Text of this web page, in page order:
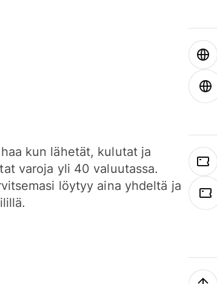
kun lähetät, kulutat ja
varoja yli 40 valuutassa.
löytyy aina yhdeltä ja